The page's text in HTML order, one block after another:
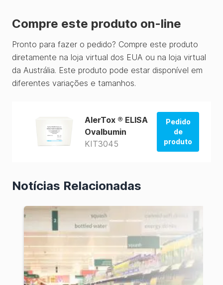
Compre este produto on-line
Pronto para fazer o pedido? Compre este produto
diretamente na loja virtual dos EUA ou na loja virtual
da Austrália. Este produto pode estar disponível em
diferentes variações e tamanhos.
AlerTox ® ELISA
Ovalbumin
KIT3045
Pedido
de
produto
Notícias Relacionadas